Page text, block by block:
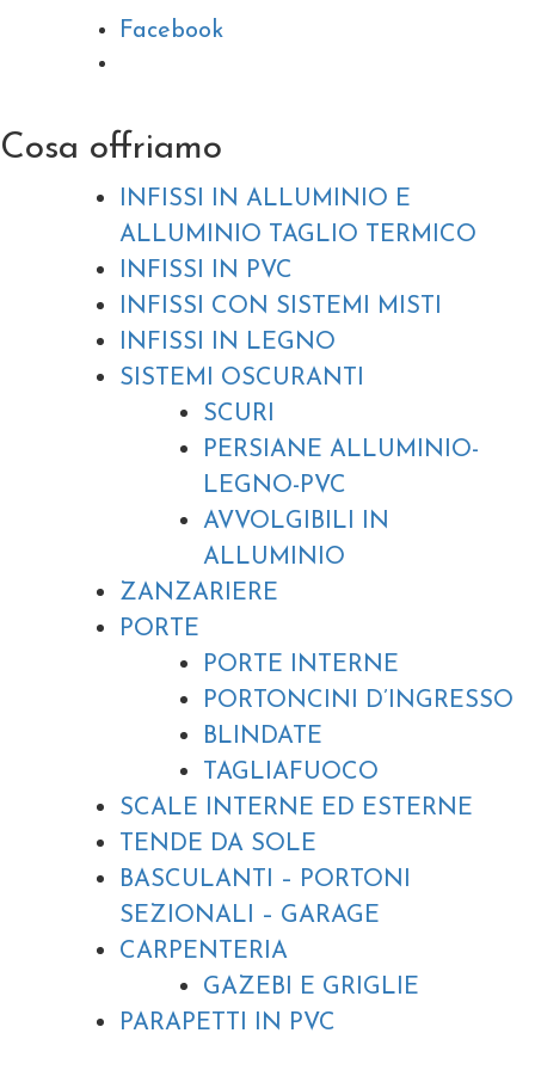
Facebook
Cosa offriamo
INFISSI IN ALLUMINIO E
ALLUMINIO TAGLIO TERMICO
INFISSI IN PVC
INFISSI CON SISTEMI MISTI
INFISSI IN LEGNO
SISTEMI OSCURANTI
SCURI
PERSIANE ALLUMINIO-
LEGNO-PVC
AVVOLGIBILI IN
ALLUMINIO
ZANZARIERE
PORTE
PORTE INTERNE
PORTONCINI D’INGRESSO
BLINDATE
TAGLIAFUOCO
SCALE INTERNE ED ESTERNE
TENDE DA SOLE
BASCULANTI – PORTONI
SEZIONALI – GARAGE
CARPENTERIA
GAZEBI E GRIGLIE
PARAPETTI IN PVC